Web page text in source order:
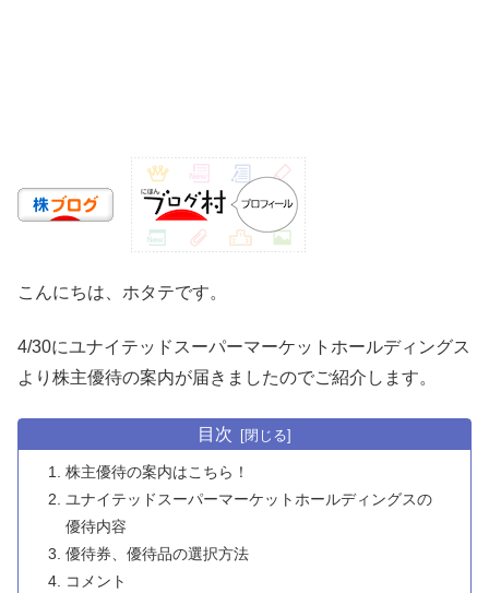
こんにちは、ホタテです。
4/30にユナイテッドスーパーマーケットホールディングス
より株主優待の案内が届きましたのでご紹介します。
目次
株主優待の案内はこちら！
ユナイテッドスーパーマーケットホールディングスの
優待内容
優待券、優待品の選択方法
コメント